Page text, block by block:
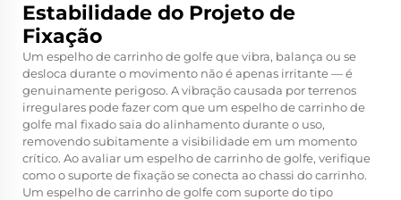
Estabilidade do Projeto de
Fixação
Um espelho de carrinho de golfe que vibra, balança ou se
desloca durante o movimento não é apenas irritante — é
genuinamente perigoso. A vibração causada por terrenos
irregulares pode fazer com que um espelho de carrinho de
golfe mal fixado saia do alinhamento durante o uso,
removendo subitamente a visibilidade em um momento
crítico. Ao avaliar um espelho de carrinho de golfe, verifique
como o suporte de fixação se conecta ao chassi do carrinho.
Um espelho de carrinho de golfe com suporte do tipo